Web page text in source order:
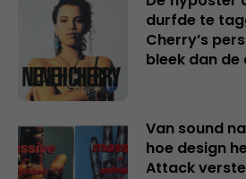
durfde te
Cherry’s
bleek dan
Van sound
hoe design
Attack